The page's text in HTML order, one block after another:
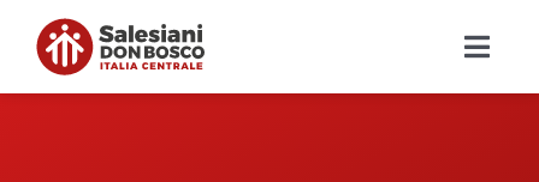
contenuto